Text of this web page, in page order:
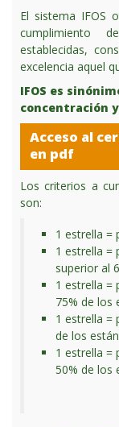
El sistema IFOS
cumplimiento
establecidas,
excelencia aquel
IFOS es
concentración
Acceso al
en pdf
Los criterios a
son:
1 estrella =
1 estrella =
superior al
1 estrella =
75% de los
1 estrella =
de los
1 estrella =
50% de los